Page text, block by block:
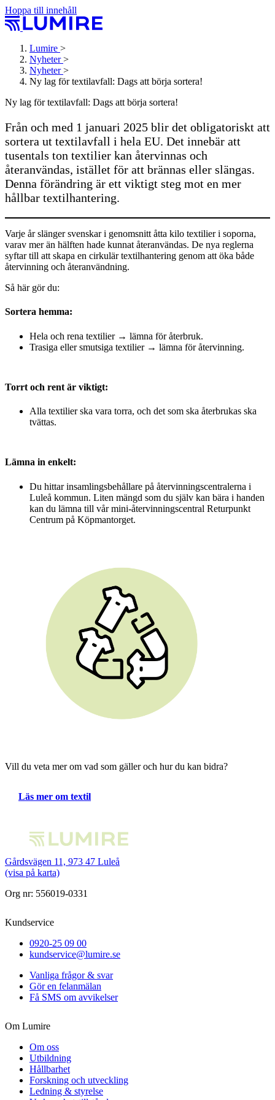
Hoppa till innehåll
Lumire >
Nyheter >
Nyheter >
Ny lag för textilavfall: Dags att börja sortera!
Ny lag för textilavfall: Dags att börja sortera!
Från och med 1 januari 2025 blir det obligatoriskt att
sortera ut textilavfall i hela EU. Det innebär att
tusentals ton textilier kan återvinnas och
återanvändas, istället för att brännas eller slängas.
Denna förändring är ett viktigt steg mot en mer
hållbar textilhantering.
Varje år slänger svenskar i genomsnitt åtta kilo textilier i soporna,
varav mer än hälften hade kunnat återanvändas. De nya reglerna
syftar till att skapa en cirkulär textilhantering genom att öka både
återvinning och återanvändning.
Så här gör du:
Sortera hemma:
Hela och rena textilier → lämna för återbruk.
Trasiga eller smutsiga textilier → lämna för återvinning.
Torrt och rent är viktigt:
Alla textilier ska vara torra, och det som ska återbrukas ska
tvättas.
Lämna in enkelt:
Du hittar insamlingsbehållare på återvinningscentralerna i
Luleå kommun. Liten mängd som du själv kan bära i handen
kan du lämna till vår mini-återvinningscentral Returpunkt
Centrum på Köpmantorget.
Vill du veta mer om vad som gäller och hur du kan bidra?
Läs mer om textil
Gårdsvägen 11, 973 47 Luleå
(visa på karta)
Org nr: 556019-0331
Kundservice
0920-25 09 00
kundservice@lumire.se
Vanliga frågor & svar
Gör en felanmälan
Få SMS om avvikelser
Om Lumire
Om oss
Utbildning
Hållbarhet
Forskning och utveckling
Ledning & styrelse